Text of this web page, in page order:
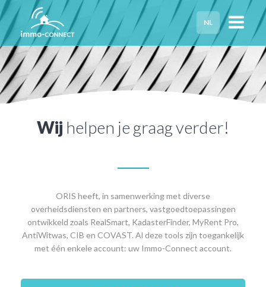
NL
HOME
PRIVACY
Wij helpen je graag verder!
ORIS heeft, in samenwerking met diverse
overheidsdiensten en partners, vastgoedtoepassingen
ontwikkeld zoals RealSmart, KadasterFinder, MyRent Pro,
AntiWitwas, CIB en COVAST. Al deze tools zijn toegankelijk
met één enkele account: uw Immo-Connect account.